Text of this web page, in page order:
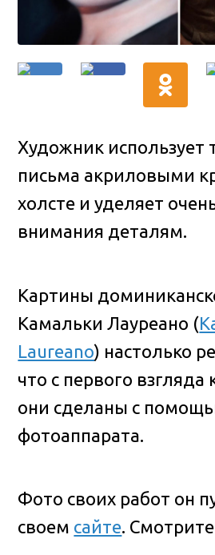
Художник использует
письма акриловыми
холсте и уделяет
внимания деталям.
Картины
Камальки Лауреано (
Laureano) настолько
что с первого взгляда
они сделаны с
фотоаппарата.
Фото своих работ он
своем сайте.